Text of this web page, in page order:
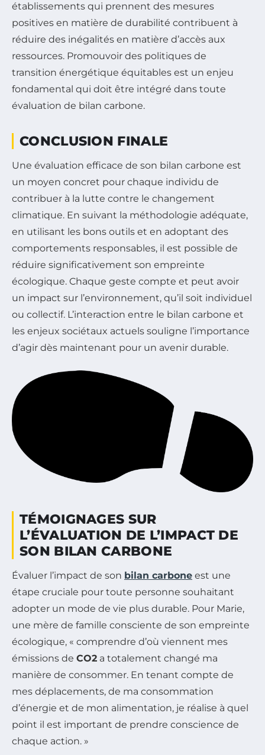
établissements qui prennent des mesures
positives en matière de durabilité contribuent à
réduire des inégalités en matière d’accès aux
ressources. Promouvoir des politiques de
transition énergétique équitables est un enjeu
fondamental qui doit être intégré dans toute
évaluation de bilan carbone.
CONCLUSION FINALE
Une évaluation efficace de son bilan carbone est
un moyen concret pour chaque individu de
contribuer à la lutte contre le changement
climatique. En suivant la méthodologie adéquate,
en utilisant les bons outils et en adoptant des
comportements responsables, il est possible de
réduire significativement son empreinte
écologique. Chaque geste compte et peut avoir
un impact sur l’environnement, qu’il soit individuel
ou collectif. L’interaction entre le bilan carbone et
les enjeux sociétaux actuels souligne l’importance
d’agir dès maintenant pour un avenir durable.
TÉMOIGNAGES SUR
L’ÉVALUATION DE L’IMPACT DE
SON BILAN CARBONE
Évaluer l’impact de son bilan carbone est une
étape cruciale pour toute personne souhaitant
adopter un mode de vie plus durable. Pour Marie,
une mère de famille consciente de son empreinte
écologique, « comprendre d’où viennent mes
émissions de CO2 a totalement changé ma
manière de consommer. En tenant compte de
mes déplacements, de ma consommation
d’énergie et de mon alimentation, je réalise à quel
point il est important de prendre conscience de
chaque action. »